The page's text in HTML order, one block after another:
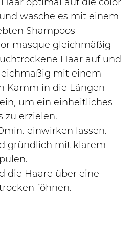
wasche es mit einem
Shampoos
masque gleichmäßig
Haar auf und
mit einem
Kamm in die Längen
um ein einheitliches
zu erzielen.
einwirken lassen.
gründlich mit klarem
die Haare über eine
föhnen.